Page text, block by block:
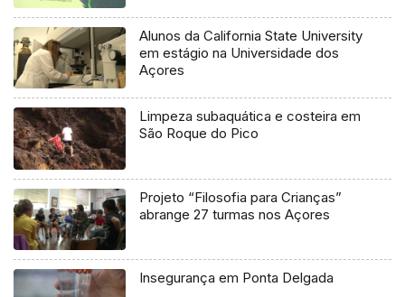
Alunos da California State University
em estágio na Universidade dos
Açores
Limpeza subaquática e costeira em
São Roque do Pico
Projeto “Filosofia para Crianças”
abrange 27 turmas nos Açores
Insegurança em Ponta Delgada